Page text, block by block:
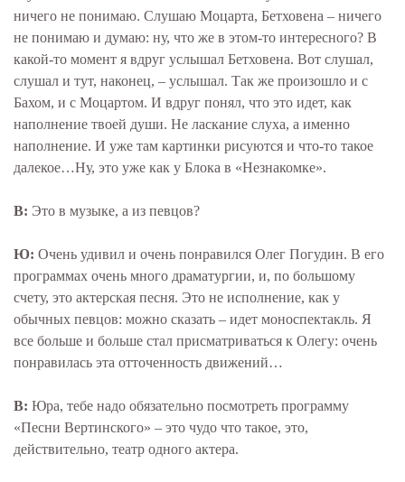
ничего не понимаю. Слушаю Моцарта, Бетховена – ничего
не понимаю и думаю: ну, что же в этом-то интересного? В
какой-то момент я вдруг услышал Бетховена. Вот слушал,
слушал и тут, наконец, – услышал. Так же произошло и с
Бахом, и с Моцартом. И вдруг понял, что это идет, как
наполнение твоей души. Не ласкание слуха, а именно
наполнение. И уже там картинки рисуются и что-то такое
далекое…Ну, это уже как у Блока в «Незнакомке».
В: Это в музыке, а из певцов?
Ю: Очень удивил и очень понравился Олег Погудин. В его
программах очень много драматургии, и, по большому
счету, это актерская песня. Это не исполнение, как у
обычных певцов: можно сказать – идет моноспектакль. Я
все больше и больше стал присматриваться к Олегу: очень
понравилась эта отточенность движений…
В: Юра, тебе надо обязательно посмотреть программу
«Песни Вертинского» – это чудо что такое, это,
действительно, театр одного актера.